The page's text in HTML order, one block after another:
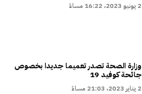
2 يونيو 2023، 16:22 مساءً
وزارة الصحة تصدر تعميما جديدا بخصوص
جائحة كوفيد 19
2 يناير 2023، 21:03 مساءً